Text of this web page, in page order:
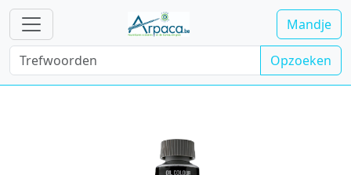
Mandje
Opzoeken